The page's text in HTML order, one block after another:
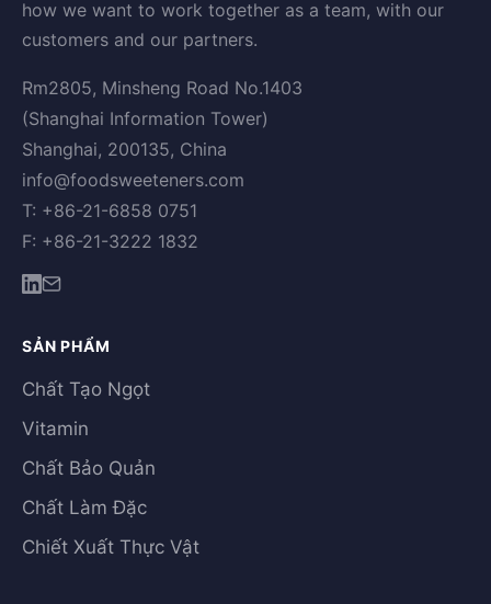
how we want to work together as a team, with our
customers and our partners.
Rm2805, Minsheng Road No.1403
(Shanghai Information Tower)
Shanghai, 200135, China
info@foodsweeteners.com
T: +86-21-6858 0751
F: +86-21-3222 1832
SẢN PHẨM
Chất Tạo Ngọt
Vitamin
Chất Bảo Quản
Chất Làm Đặc
Chiết Xuất Thực Vật